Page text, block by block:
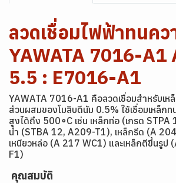
ลวดเชื่อมไฟฟ้าทนคว
YAWATA 7016-A1
5.5 : E7016-A1
YAWATA 7016-A1 คือลวดเชื่อมสำหรับเห
ส่วนผสมของโมลิบดีนัม 0.5% ใช้เชื่อมเหล็ก
สูงได้ถึง 500∘C เช่น เหล็กท่อ (เกรด
น้ำ (STBA 12, A209-T1), เหล็กรีด (A 204
เหนียวหล่อ (A 217 WC1) และเหล็กตีขึ้นรู
F1)
คุณสมบัติ